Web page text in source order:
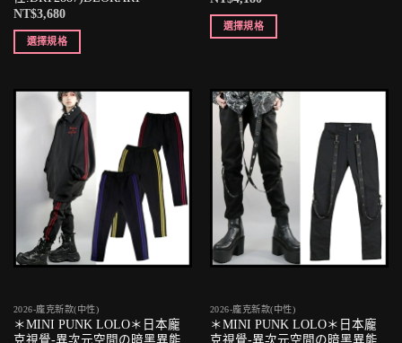
NT$3,680
選擇規格
選擇規格
2026-龐克新款(中性)
＊MINI PUNK LOLO＊日本龐
克視覺-異次元空間の暗黑異能
2026-龐克新款(中性)
＊MINI PUNK LOLO＊日本龐
克視覺-異次元空間の暗黑異能